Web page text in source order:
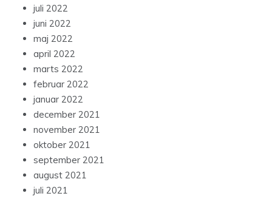
juli 2022
juni 2022
maj 2022
april 2022
marts 2022
februar 2022
januar 2022
december 2021
november 2021
oktober 2021
september 2021
august 2021
juli 2021